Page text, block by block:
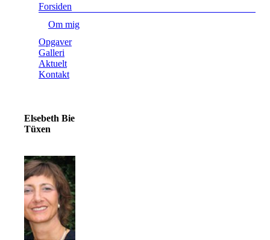
Forsiden
Om mig
Opgaver
Galleri
Aktuelt
Kontakt
Elsebeth Bie
Tüxen